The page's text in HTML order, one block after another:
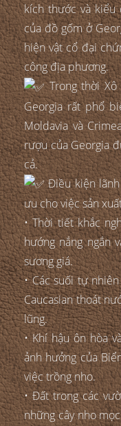
kích thước và kiểu
của đồ gốm ở
hiện vật cổ đại
công địa phương.
Trong thời Xô
Georgia rất phổ
Moldavia và
rượu của Georgia
cả.
Điều kiện lãnh
ưu cho việc sản
• Thời tiết khắc
hướng nắng ngắn
sương giá.
• Các suối tự
Caucasian thoát
lũng.
• Khí hậu ôn hòa
ảnh hưởng của
việc trồng nho.
• Đất trong các
những cây nho